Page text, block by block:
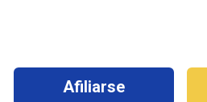
Afiliarse